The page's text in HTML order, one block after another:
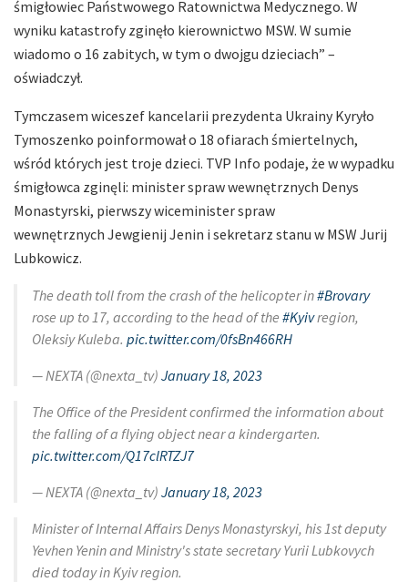
śmigłowiec Państwowego Ratownictwa Medycznego. W
wyniku katastrofy zginęło kierownictwo MSW. W sumie
wiadomo o 16 zabitych, w tym o dwojgu dzieciach” –
oświadczył.
Tymczasem wiceszef kancelarii prezydenta Ukrainy Kyryło
Tymoszenko poinformował o 18 ofiarach śmiertelnych,
wśród których jest troje dzieci. TVP Info podaje, że w wypadku
śmigłowca zginęli: minister spraw wewnętrznych Denys
Monastyrski, pierwszy wiceminister spraw
wewnętrznych Jewgienij Jenin i sekretarz stanu w MSW Jurij
Lubkowicz.
The death toll from the crash of the helicopter in#Brovary
rose up to 17, according to the head of the #Kyivregion,
Oleksiy Kuleba. pic.twitter.com/0fsBn466RH
— NEXTA (@nexta_tv) January 18, 2023
The Office of the President confirmed the information about
the falling of a flying object near a kindergarten.
pic.twitter.com/Q17clRTZJ7
— NEXTA (@nexta_tv) January 18, 2023
Minister of Internal Affairs Denys Monastyrskyi, his 1st deputy
Yevhen Yenin and Ministry's state secretary Yurii Lubkovych
died today in Kyiv region.